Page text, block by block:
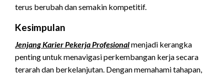
terus berubah dan semakin kompetitif.
Kesimpulan
Jenjang Karier Pekerja Profesionalmenjadi kerangka
penting untuk menavigasi perkembangan kerja secara
terarah dan berkelanjutan. Dengan memahami tahapan,